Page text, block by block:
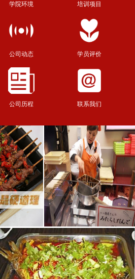
学院环境 培训项目
公司动态 学员评价
公司历程 联系我们